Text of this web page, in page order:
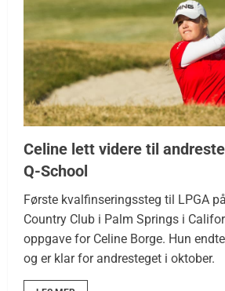
Celine lett videre til
Q-School
Første kvalfinseringssteg til LPGA
Country Club i Palm Springs i
oppgave for Celine Borge. Hun
og er klar for andresteget i oktober.